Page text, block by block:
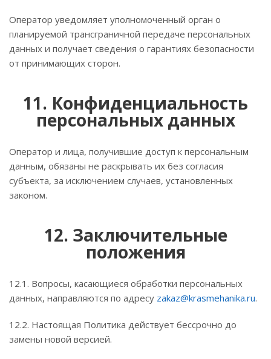
Оператор уведомляет уполномоченный орган о
планируемой трансграничной передаче персональных
данных и получает сведения о гарантиях безопасности
от принимающих сторон.
11. Конфиденциальность
персональных данных
Оператор и лица, получившие доступ к персональным
данным, обязаны не раскрывать их без согласия
субъекта, за исключением случаев, установленных
законом.
12. Заключительные
положения
12.1. Вопросы, касающиеся обработки персональных
данных, направляются по адресу zakaz@krasmehanika.ru.
12.2. Настоящая Политика действует бессрочно до
замены новой версией.